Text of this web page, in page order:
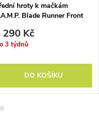
hroty k mačkám
Blade Runner Front
290 Kč
3 týdnů
DO KOŠÍKU